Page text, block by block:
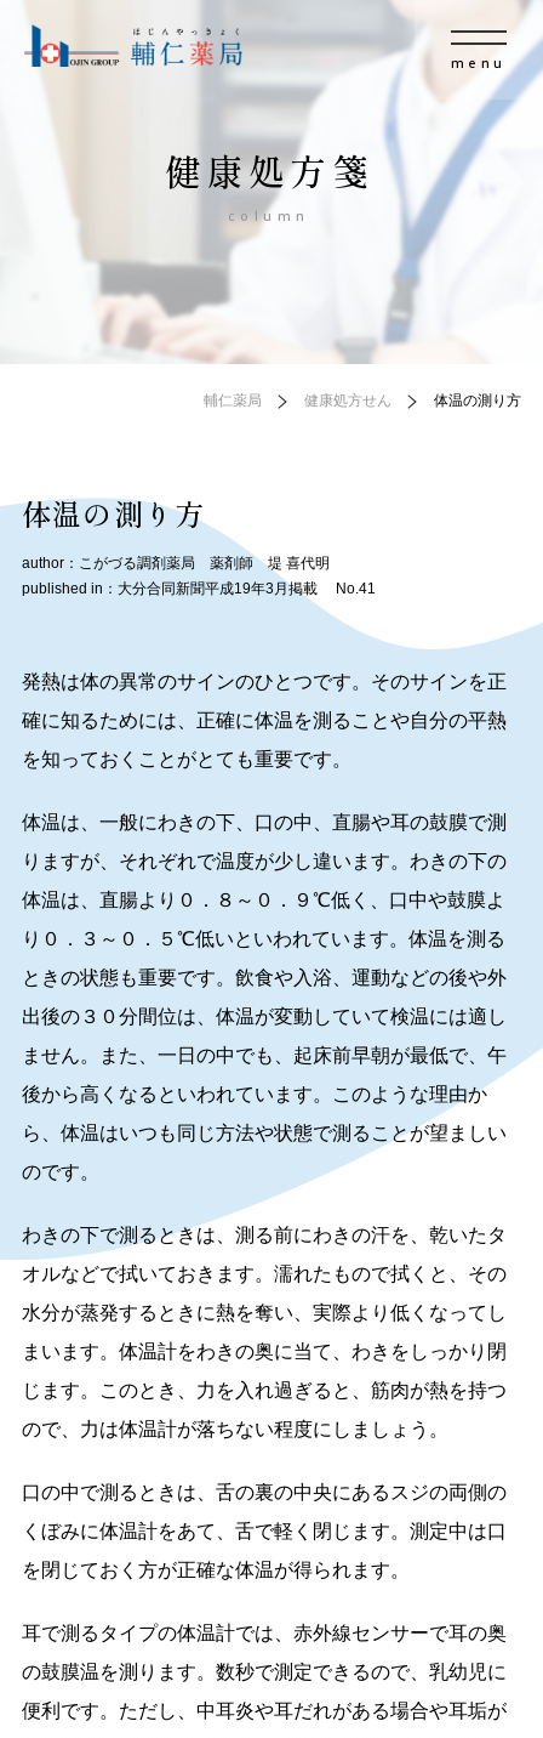
menu
健康処方箋
column
輔仁薬局 健康処方せん 体温の測り方
体温の測り方
author：こがづる調剤薬局 薬剤師 堤 喜代明
published in：大分合同新聞平成19年3月掲載 No.41
発熱は体の異常のサインのひとつです。そのサインを正
確に知るためには、正確に体温を測ることや自分の平熱
を知っておくことがとても重要です。
体温は、一般にわきの下、口の中、直腸や耳の鼓膜で測
りますが、それぞれで温度が少し違います。わきの下の
体温は、直腸より０．８～０．９℃低く、口中や鼓膜よ
り０．３～０．５℃低いといわれています。体温を測る
ときの状態も重要です。飲食や入浴、運動などの後や外
出後の３０分間位は、体温が変動していて検温には適し
ません。また、一日の中でも、起床前早朝が最低で、午
後から高くなるといわれています。このような理由か
ら、体温はいつも同じ方法や状態で測ることが望ましい
のです。
わきの下で測るときは、測る前にわきの汗を、乾いたタ
オルなどで拭いておきます。濡れたもので拭くと、その
水分が蒸発するときに熱を奪い、実際より低くなってし
まいます。体温計をわきの奥に当て、わきをしっかり閉
じます。このとき、力を入れ過ぎると、筋肉が熱を持つ
ので、力は体温計が落ちない程度にしましょう。
口の中で測るときは、舌の裏の中央にあるスジの両側の
くぼみに体温計をあて、舌で軽く閉じます。測定中は口
を閉じておく方が正確な体温が得られます。
耳で測るタイプの体温計では、赤外線センサーで耳の奥
の鼓膜温を測ります。数秒で測定できるので、乳幼児に
便利です。ただし、中耳炎や耳だれがある場合や耳垢が